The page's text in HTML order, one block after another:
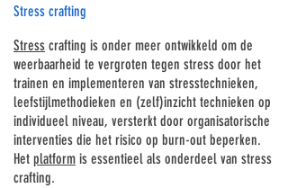
Stress crafting
Stress crafting is onder meer ontwikkeld om de
weerbaarheid te vergroten tegen stress door het
trainen en implementeren van stresstechnieken,
leefstijlmethodieken en (zelf)inzicht technieken op
individueel niveau, versterkt door organisatorische
interventies die het risico op burn-out beperken.
Het platform is essentieel als onderdeel van stress
crafting.